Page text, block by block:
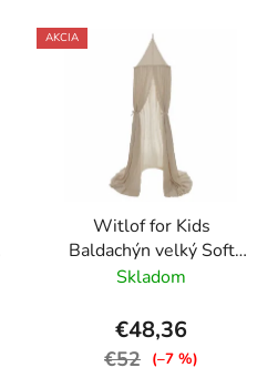
AKCIA
Witlof for Kids
Baldachýn velký Soft
Sand
Skladom
€48,36
€52 (–7 %)